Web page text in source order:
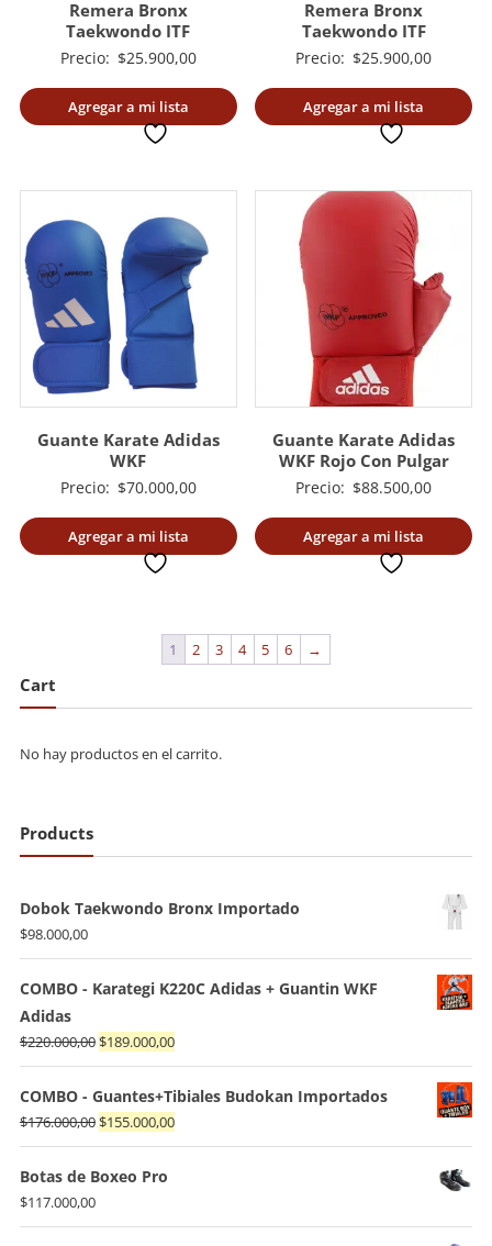
Remera Bronx
Taekwondo ITF
Precio: $25.900,00
Agregar a mi lista
Remera Bronx
Taekwondo ITF
Precio: $25.900,00
Agregar a mi lista
Guante Karate Adidas
WKF
Precio: $70.000,00
Agregar a mi lista
Guante Karate Adidas
WKF Rojo Con Pulgar
Precio: $88.500,00
Agregar a mi lista
1 2 3 4 5 6 →
Cart
No hay productos en el carrito.
Products
Dobok Taekwondo Bronx Importado
$98.000,00
COMBO - Karategi K220C Adidas + Guantin WKF
Adidas
$220.000,00El
precio
original
era:
$220.000,00.
$189.000,00El
precio
actual
es:
$189.000,00.
COMBO - Guantes+Tibiales Budokan Importados
$176.000,00El
precio
original
$176.000,00.
$155.000,00El
precio
$155.000,00.
Botas de Boxeo Pro
$117.000,00